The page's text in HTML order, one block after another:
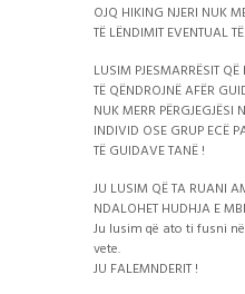
OJQ HIKING NJERI NUK
TË LËNDIMIT EVENTUAL
LUSIM PJESMARRËSIT
TË QËNDROJNË AFËR
NUK MERR PËRGJEGJËSI
INDIVID OSE GRUP ECË
TË GUIDAVE TANË !
JU LUSIM QË TA RUANI
NDALOHET HUDHJA E
Ju lusim që ato ti fusni
vete.
JU FALEMNDERIT !